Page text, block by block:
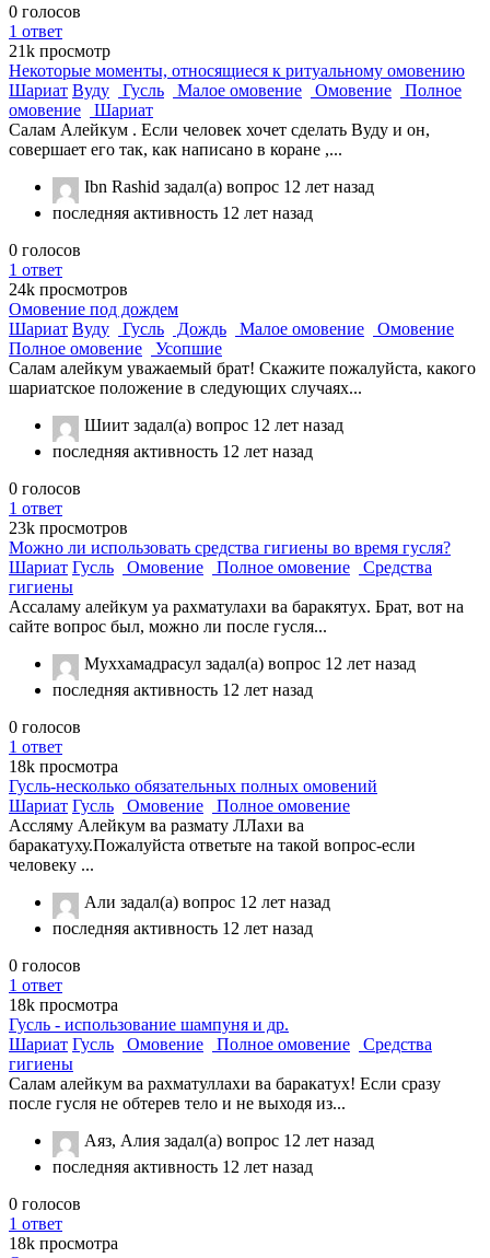
0 голосов
1 ответ
21k просмотр
Некоторые моменты, относящиеся к ритуальному омовению
Шариат Вуду Гусль Малое омовение Омовение
Полное
омовение
Шариат
Салам Алейкум . Если человек хочет сделать Вуду и он,
совершает его так, как написано в коране ,...
Ibn Rashid задал(а) вопрос 12 лет назад
последняя активность 12 лет назад
0 голосов
1 ответ
24k просмотров
Омовение под дождем
Шариат Вуду Гусль Дождь Малое омовение
Омовение
Полное омовение
Усопшие
Салам алейкум уважаемый брат! Скажите пожалуйста, какого
шариатское положение в следующих случаях...
Шиит задал(а) вопрос 12 лет назад
последняя активность 12 лет назад
0 голосов
1 ответ
23k просмотров
Можно ли использовать средства гигиены во время гусля?
Шариат Гусль Омовение Полное омовение
Средства
гигиены
Ассаламу алейкум уа рахматулахи ва баракятух. Брат, вот на
сайте вопрос был, можно ли после гусля...
Муххамадрасул задал(а) вопрос 12 лет назад
последняя активность 12 лет назад
0 голосов
1 ответ
18k просмотра
Гусль-несколько обязательных полных омовений
Шариат Гусль Омовение
Полное омовение
Ассляму Алейкум ва размату ЛЛахи ва
баракатуху.Пожалуйста ответьте на такой вопрос-если
человеку ...
Али задал(а) вопрос 12 лет назад
последняя активность 12 лет назад
0 голосов
1 ответ
18k просмотра
Гусль - использование шампуня и др.
Шариат Гусль Омовение Полное омовение
Средства
гигиены
Салам алейкум ва рахматуллахи ва баракатух! Если сразу
после гусля не обтерев тело и не выходя из...
Аяз, Алия задал(а) вопрос 12 лет назад
последняя активность 12 лет назад
0 голосов
1 ответ
18k просмотра